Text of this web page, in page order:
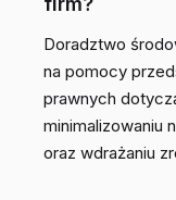
Doradztwo
na pomocy
prawnych
minimalizowaniu
oraz wdrażaniu